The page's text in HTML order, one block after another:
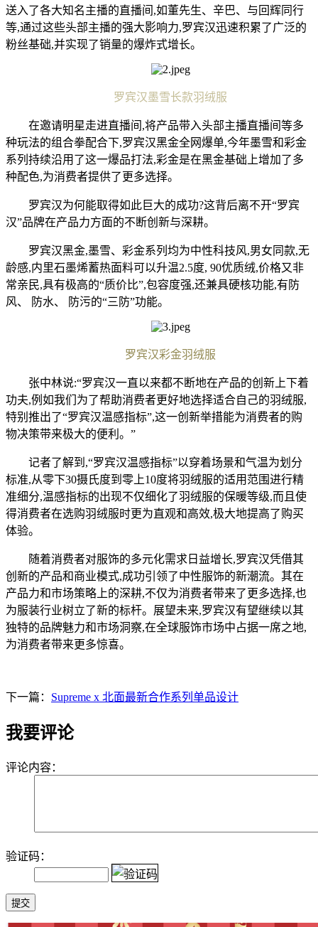
送入了各大知名主播的直播间,如董先生、辛巴、与回辉同行
等,通过这些头部主播的强大影响力,罗宾汉迅速积累了广泛的
粉丝基础,并实现了销量的爆炸式增长。
罗宾汉墨雪长款羽绒服
在邀请明星走进直播间,将产品带入头部主播直播间等多
种玩法的组合拳配合下,罗宾汉黑金全网爆单,今年墨雪和彩金
系列持续沿用了这一爆品打法,彩金是在黑金基础上增加了多
种配色,为消费者提供了更多选择。
罗宾汉为何能取得如此巨大的成功?这背后离不开“罗宾
汉”品牌在产品力方面的不断创新与深耕。
罗宾汉黑金,墨雪、彩金系列均为中性科技风,男女同款,无
龄感,内里石墨烯蓄热面料可以升温2.5度, 90优质绒,价格又非
常亲民,具有极高的“质价比”,包容度强,还兼具硬核功能,有防
风、 防水、 防污的“三防”功能。
罗宾汉彩金羽绒服
张中林说:“罗宾汉一直以来都不断地在产品的创新上下着
功夫,例如我们为了帮助消费者更好地选择适合自己的羽绒服,
特别推出了“罗宾汉温感指标”,这一创新举措能为消费者的购
物决策带来极大的便利。”
记者了解到,“罗宾汉温感指标”以穿着场景和气温为划分
标准,从零下30摄氏度到零上10度将羽绒服的适用范围进行精
准细分,温感指标的出现不仅细化了羽绒服的保暖等级,而且使
得消费者在选购羽绒服时更为直观和高效,极大地提高了购买
体验。
随着消费者对服饰的多元化需求日益增长,罗宾汉凭借其
创新的产品和商业模式,成功引领了中性服饰的新潮流。其在
产品力和市场策略上的深耕,不仅为消费者带来了更多选择,也
为服装行业树立了新的标杆。展望未来,罗宾汉有望继续以其
独特的品牌魅力和市场洞察,在全球服饰市场中占据一席之地,
为消费者带来更多惊喜。
下一篇： Supreme x 北面最新合作系列单品设计
我要评论
评论内容：
验证码：